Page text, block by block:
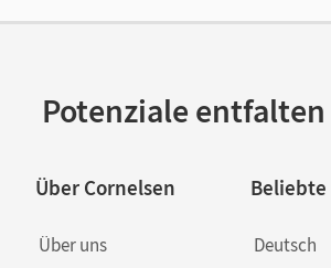
Potenziale entfalten
Über Cornelsen
Über uns
Beliebte
Deutsch